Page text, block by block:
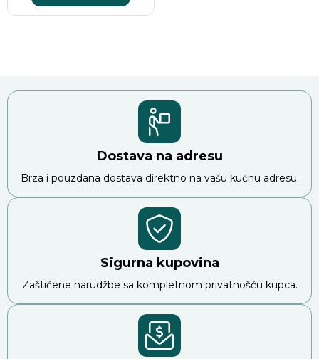
Dostava na adresu
Brza i pouzdana dostava direktno na vašu kućnu adresu.
Sigurna kupovina
Zaštićene narudžbe sa kompletnom privatnošću kupca.